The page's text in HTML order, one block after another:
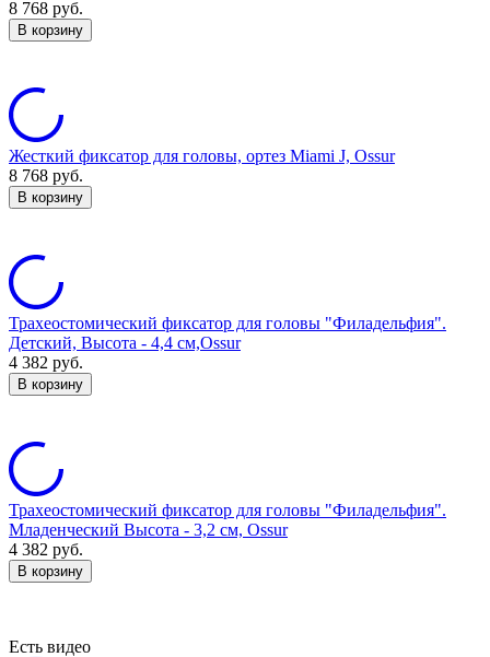
8 768 руб.
В корзину
Жесткий фиксатор для головы, ортез Miami J, Ossur
8 768 руб.
В корзину
Трахеостомический фиксатор для головы "Филадельфия".
Детский, Высота - 4,4 см,Ossur
4 382 руб.
В корзину
Трахеостомический фиксатор для головы "Филадельфия".
Младенческий Высота - 3,2 см, Ossur
4 382 руб.
В корзину
Есть видео